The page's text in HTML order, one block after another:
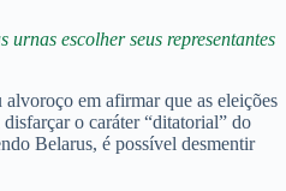
escolher seus representantes
em afirmar que as eleições
o caráter “ditatorial” do
Belarus, é possível desmentir